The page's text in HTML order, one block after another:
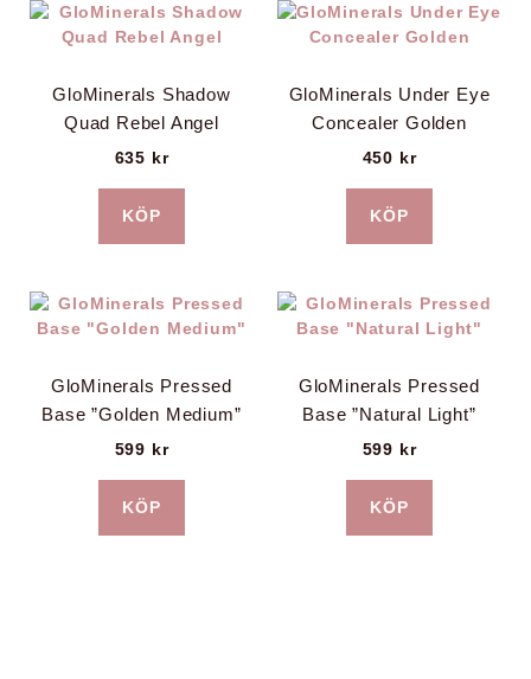
GloMinerals Shadow
Quad Rebel Angel
635 kr
KÖP
GloMinerals Under Eye
Concealer Golden
450 kr
KÖP
GloMinerals Pressed
Base ”Golden Medium”
599 kr
KÖP
GloMinerals Pressed
Base ”Natural Light”
599 kr
KÖP